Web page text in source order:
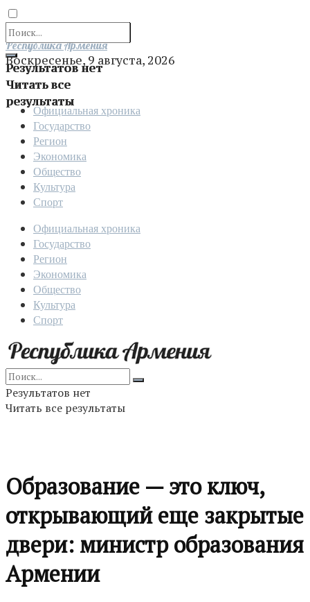
Результатов нет
Читать все
результаты
Отправить
Республика Армения
Воскресенье, 9 августа, 2026
Официальная хроника
Государство
Регион
Экономика
Общество
Культура
Спорт
Официальная хроника
Государство
Регион
Экономика
Общество
Культура
Спорт
Результатов нет
Читать все результаты
Образование — это ключ,
открывающий еще закрытые
двери: министр образования
Армении